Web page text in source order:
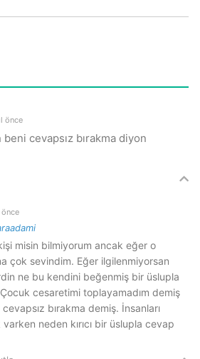
önce
cevapsız bırakma diyon
önce
misin bilmiyorum ancak eğer o
çok sevindim. Eğer ilgilenmiyorsan
ne bu kendini beğenmiş bir üslupla
cesaretimi toplayamadım demiş
bırakma demiş. İnsanları
neden kırıcı bir üslupla cevap